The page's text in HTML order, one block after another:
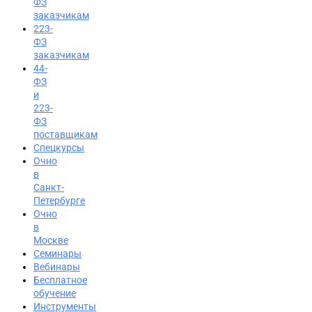
Вход на портал
8 (800) 200-24-26
заказчикам
223-
ФЗ
заказчикам
44-
ФЗ
и
223-
ФЗ
поставщикам
Спецкурсы
Очно
в
Санкт-
Петербурге
Очно
в
Москве
Семинары
Вебинары
Бесплатное
обучение
Инструменты